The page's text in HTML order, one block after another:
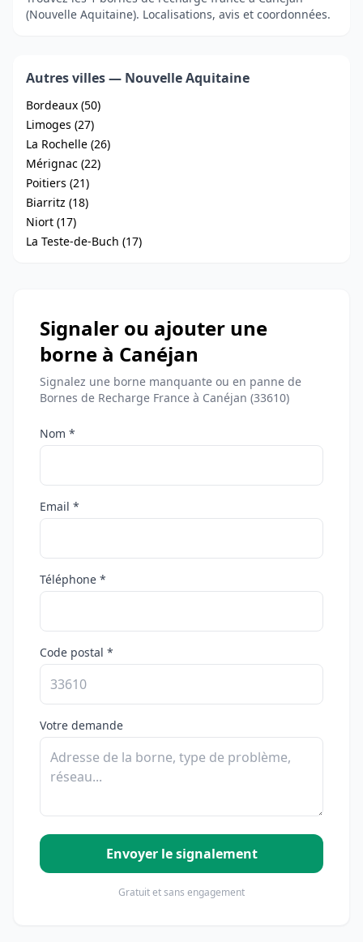
(Nouvelle Aquitaine). Localisations, avis et coordonnées.
Autres villes — Nouvelle Aquitaine
Bordeaux (50)
Limoges (27)
La Rochelle (26)
Mérignac (22)
Poitiers (21)
Biarritz (18)
Niort (17)
La Teste-de-Buch (17)
Signaler ou ajouter une
borne à Canéjan
Signalez une borne manquante ou en panne de
Bornes de Recharge France à Canéjan (33610)
Nom *
Email *
Téléphone *
Code postal *
Votre demande
Envoyer le signalement
Gratuit et sans engagement